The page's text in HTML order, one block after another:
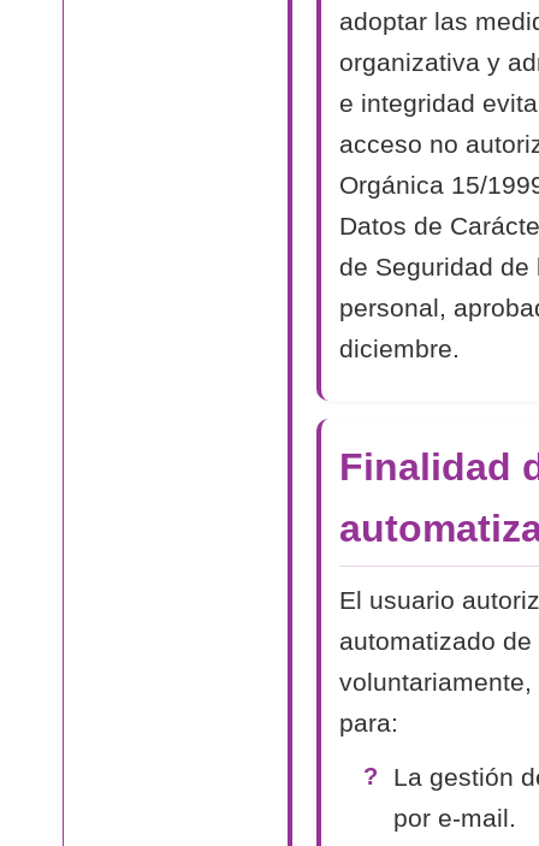
adoptar las
organizativa y
e integridad
acceso no
Orgánica 15/
Datos de
de Seguridad
personal,
diciembre.
Finalidad
El usuario
automatizado
para:
La gestión
por e-mail.